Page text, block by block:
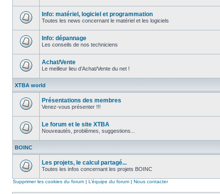
message
non
message
non
Info: matériel, logiciel et programmation
Toutes les news concernant le matériel et les logiciels
message
non
Info: dépannage
Les conseils de nos techniciens
message
non
lu
Achat/Vente
Le meilleur lieu d’Achat/Vente du net !
XTBA world
message
non
Présentations des membres
Venez-vous présenter !!!
message
lu
Le forum et le site XTBA
Nouveautés, problèmes, suggestions...
BOINC
message
Les projets, le calcul partagé...
Toutes les infos concernant les projets BOINC
Supprimer les cookies du forum | L’équipe du forum | Nous contacter